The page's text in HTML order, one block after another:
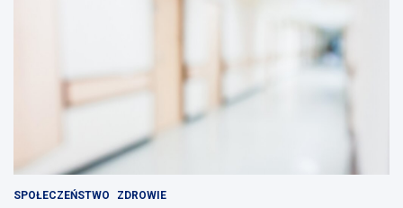
SPOŁECZEŃSTWO ZDROWIE